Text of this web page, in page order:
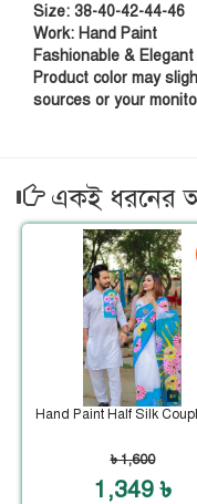
Size: 38-40-42-44-46
Work: Hand Paint
Fashionable &
Product color may
sources or your
একই ধরনের
Hand Paint Half Silk
৳ 1,600
1,349 ৳